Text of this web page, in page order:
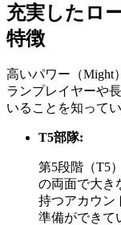
充実したロ
特徴
高いパワー（Might
ランプレイヤーや
いることを知って
T5部隊:
第5段階（T5
の両面で大き
持つアカウン
準備ができて